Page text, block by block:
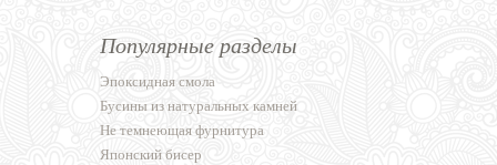
Популярные разделы
Эпоксидная смола
Бусины из натуральных камней
Не темнеющая фурнитура
Японский бисер